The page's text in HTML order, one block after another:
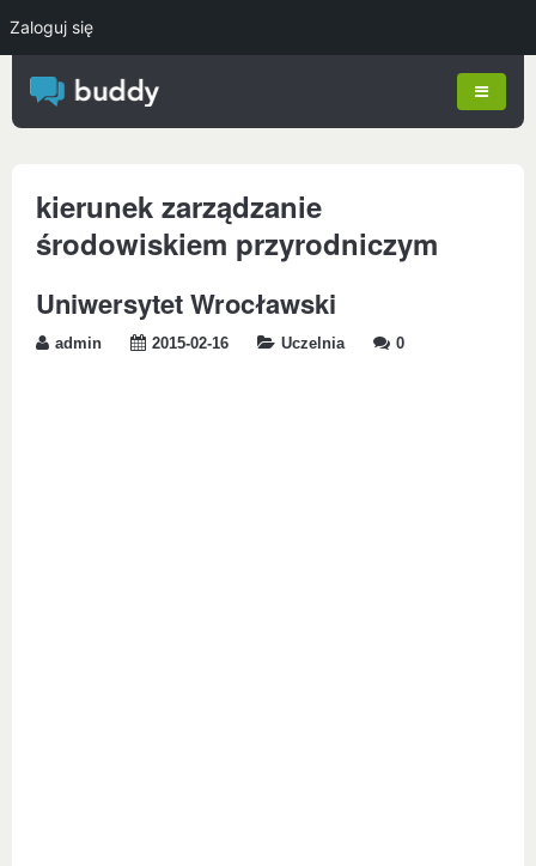
kierunek zarządzanie
środowiskiem przyrodniczym
Uniwersytet Wrocławski
admin 2015-02-16 Uczelnia 0
Zaloguj się